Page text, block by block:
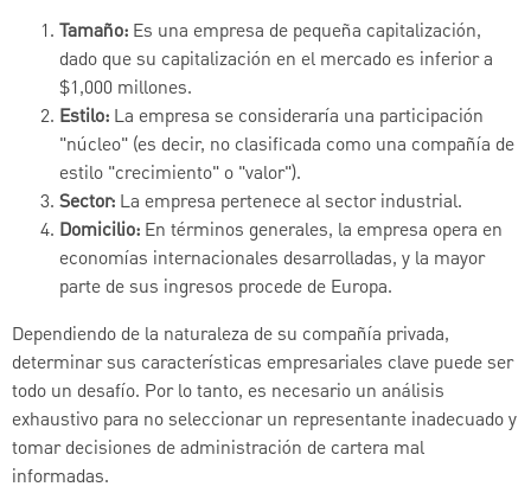
Tamaño: Es una empresa de pequeña capitalización,
dado que su capitalización en el mercado es inferior a
$1,000 millones.
Estilo: La empresa se consideraría una participación
"núcleo" (es decir, no clasificada como una compañía de
estilo "crecimiento" o "valor").
Sector: La empresa pertenece al sector industrial.
Domicilio: En términos generales, la empresa opera en
economías internacionales desarrolladas, y la mayor
parte de sus ingresos procede de Europa.
Dependiendo de la naturaleza de su compañía privada,
determinar sus características empresariales clave puede ser
todo un desafío. Por lo tanto, es necesario un análisis
exhaustivo para no seleccionar un representante inadecuado y
tomar decisiones de administración de cartera mal
informadas.